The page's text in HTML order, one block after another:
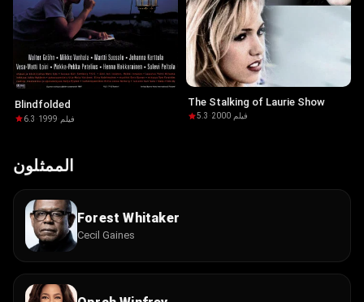
Blindfolded
6.3 ·1999· فيلم
The Stalking of Laurie Show
5.3 ·2000·فيلم
الممثلون
Forest Whitaker
Cecil Gaines